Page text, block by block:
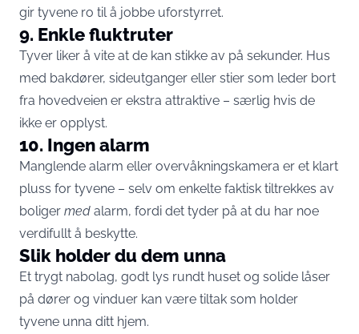
gir tyvene ro til å jobbe uforstyrret.
9. Enkle fluktruter
Tyver liker å vite at de kan stikke av på sekunder. Hus
med bakdører, sideutganger eller stier som leder bort
fra hovedveien er ekstra attraktive – særlig hvis de
ikke er opplyst.
10. Ingen alarm
Manglende alarm eller overvåkningskamera er et klart
pluss for tyvene – selv om enkelte faktisk tiltrekkes av
boliger med alarm, fordi det tyder på at du har noe
verdifullt å beskytte.
Slik holder du dem unna
Et trygt nabolag, godt lys rundt huset og solide låser
på dører og vinduer kan være tiltak som holder
tyvene unna ditt hjem.